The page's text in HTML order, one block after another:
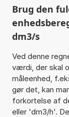
Brug den
dm3/s
Ved denne
værdi, der skal
måleenhed,
gør det, kan
forkortelse af
eller 'dm3/h'.